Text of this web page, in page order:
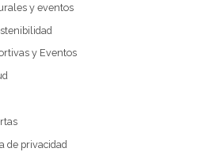
y eventos
y Eventos
de privacidad